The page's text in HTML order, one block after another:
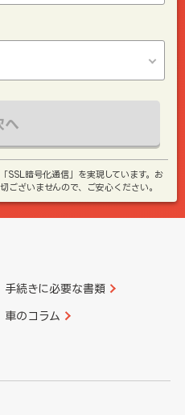
へ
SSL暗号化通信」を実現しています。お
ございませんので、ご安心ください。
手続きに必要な書類
車のコラム